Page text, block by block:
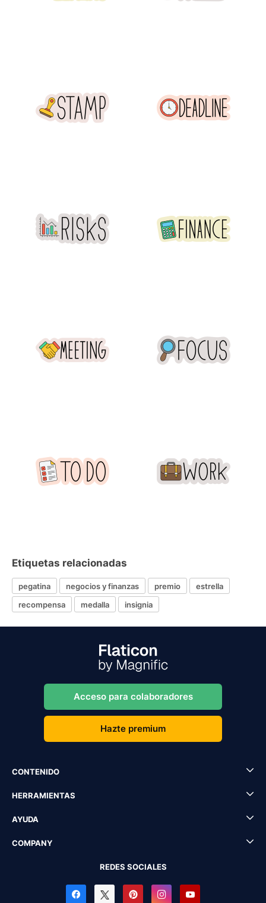
Etiquetas relacionadas
pegatina negocios y finanzas premio
estrella
recompensa
medalla insignia
Acceso para colaboradores
Hazte premium
CONTENIDO
HERRAMIENTAS
AYUDA
COMPANY
REDES SOCIALES